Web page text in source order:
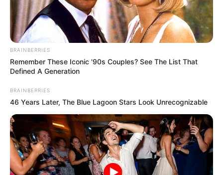
ΔΗΜΟΦΙΛΗ ΑΡΘΡΑ
BRAINBERRIES
Remember These Iconic '90s Couples? See The List That
Defined A Generation
BRAINBERRIES
46 Years Later, The Blue Lagoon Stars Look Unrecognizable